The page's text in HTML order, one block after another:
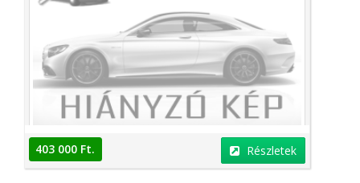
403 000 Ft. Részletek